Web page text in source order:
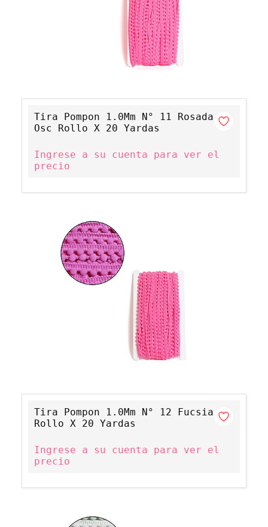
Tira Pompon 1.0Mm N° 11 Rosada
Osc Rollo X 20 Yardas
Ingrese a su cuenta para ver el
precio
Tira Pompon 1.0Mm N° 12 Fucsia
Rollo X 20 Yardas
Ingrese a su cuenta para ver el
precio